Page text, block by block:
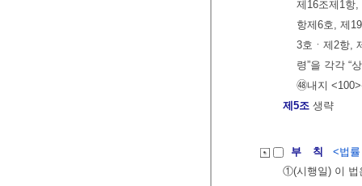
제16조제1항
항제6호, 제
3호ㆍ제2항,
령”을 각각 “
㊽내지
제5조 생략
부 칙
<법
①(시행일) 이 법